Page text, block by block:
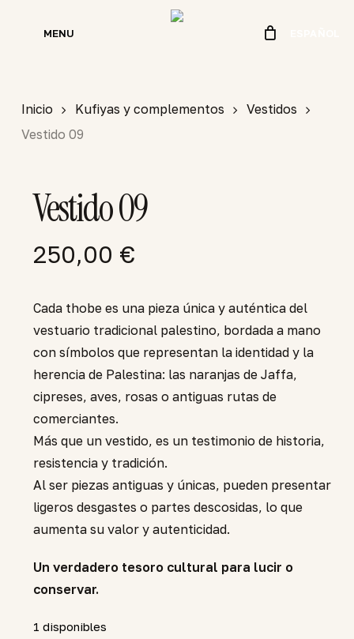
MENU
Inicio Kufiyas y complementos
Vestidos
Vestido 09
Vestido 09
250,00 €
Cada thobe es una pieza única y auténtica del
vestuario tradicional palestino, bordada a mano
con símbolos que representan la identidad y la
herencia de Palestina: las naranjas de Jaffa,
cipreses, aves, rosas o antiguas rutas de
comerciantes.
Más que un vestido, es un testimonio de historia,
resistencia y tradición.
Al ser piezas antiguas y únicas, pueden presentar
ligeros desgastes o partes descosidas, lo que
aumenta su valor y autenticidad.
Un verdadero tesoro cultural para lucir o
conservar.
1 disponibles